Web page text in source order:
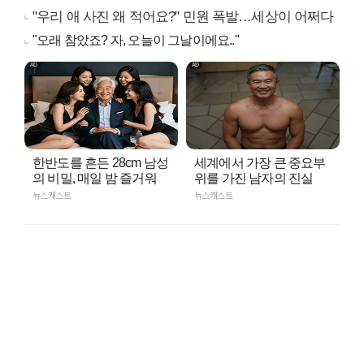
"우리 애 사진 왜 적어요?" 민원 폭발…세상이 어쩌다
"오래 참았죠? 자, 오늘이 그날이에요.."
한반도를 흔든 28cm 남성
의 비밀, 매일 밤 즐거워
뉴스캐스트
세계에서 가장 큰 중요부
위를 가진 남자의 진실
뉴스캐스트